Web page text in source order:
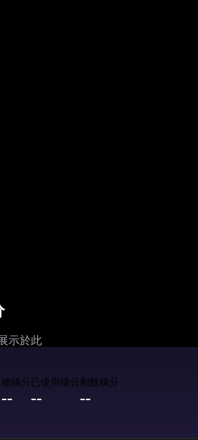
示於此
總積分
--
已使用積分
--
剩餘積分
--